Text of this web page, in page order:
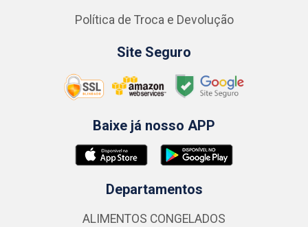
Política de Troca e Devolução
Site Seguro
Baixe já nosso APP
Departamentos
ALIMENTOS CONGELADOS